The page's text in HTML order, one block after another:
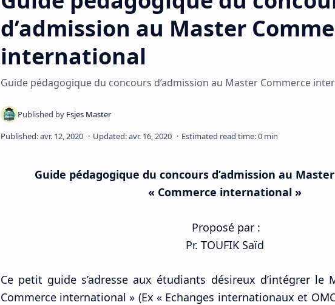
d’admission au Master
international
Guide pédagogique du concours d’admission au Master Commerce
Guide pédagogique du concours d’admission au
« Commerce international »
Proposé par :
Pr. TOUFIK Saïd
Ce petit guide s’adresse aux étudiants désireux d’intégrer le
Commerce international » (Ex « Echanges internationaux et